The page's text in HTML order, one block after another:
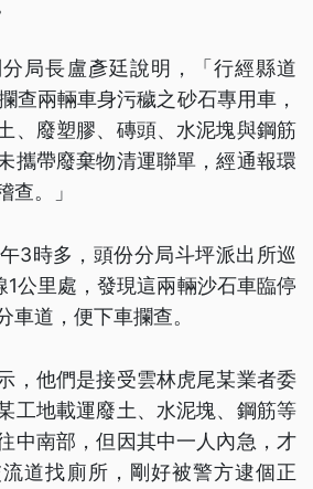
局長盧彥廷說明，「行經縣道
查兩輛車身污穢之砂石專用車，
、廢塑膠、磚頭、水泥塊與鋼筋
攜帶廢棄物清運聯單，經通報環
查。」
3時多，頭份分局斗坪派出所巡
公里處，發現這兩輛沙石車臨停
車道，便下車攔查。
，他們是接受雲林虎尾某業者委
工地載運廢土、水泥塊、鋼筋等
中南部，但因其中一人內急，才
道找廁所，剛好被警方逮個正